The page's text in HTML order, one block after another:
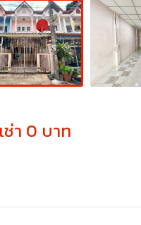
ช่า 0 บาท